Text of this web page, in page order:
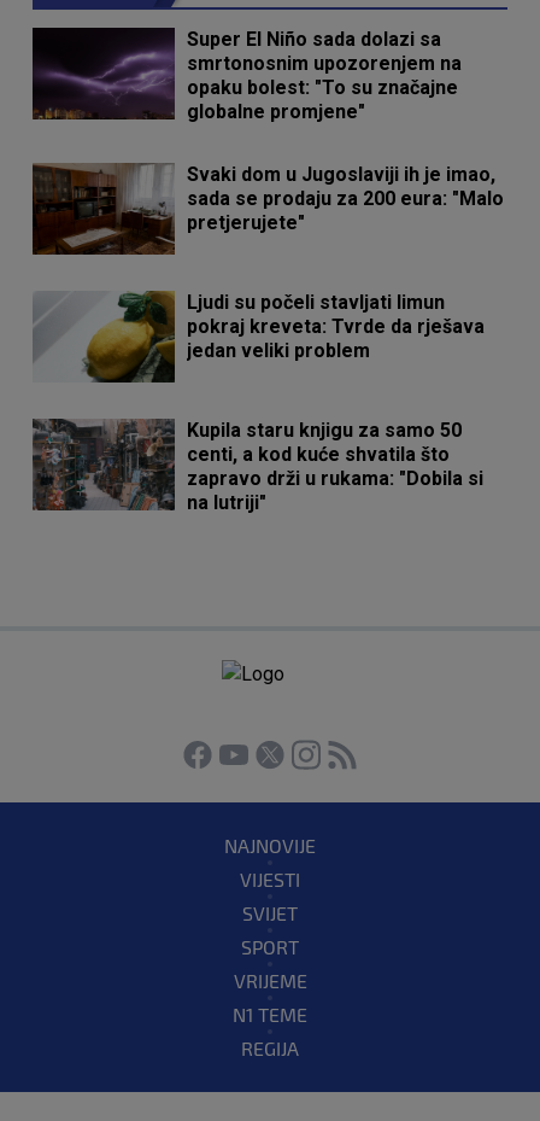
Super El Niño sada dolazi sa
smrtonosnim upozorenjem na
opaku bolest: "To su značajne
globalne promjene"
Svaki dom u Jugoslaviji ih je imao,
sada se prodaju za 200 eura: "Malo
pretjerujete"
Ljudi su počeli stavljati limun
pokraj kreveta: Tvrde da rješava
jedan veliki problem
Kupila staru knjigu za samo 50
centi, a kod kuće shvatila što
zapravo drži u rukama: "Dobila si
na lutriji"
NAJNOVIJE
VIJESTI
SVIJET
SPORT
VRIJEME
N1 TEME
REGIJA